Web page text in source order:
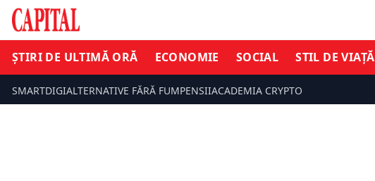
ȘTIRI DE ULTIMĂ ORĂ ECONOMIE SOCIAL STIL DE VIAȚĂ
SMARTDIGIALTERNATIVE FĂRĂ FUMPENSIIACADEMIA CRYPTO